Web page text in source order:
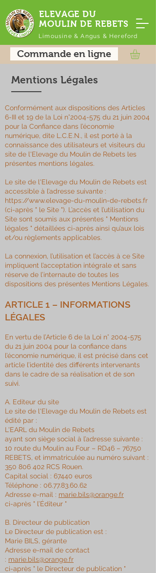
ELEVAGE DU
MOULIN DE REBETS
Limousine & Angus & Hereford
Commande en ligne
Mentions Légales
Conformément aux dispositions des Articles
6-III et 19 de la Loi n°2004-575 du 21 juin 2004
pour la Confiance dans l’économie
numérique, dite L.C.E.N., il est porté à la
connaissance des utilisateurs et visiteurs du
site de l'Elevage du Moulin de Rebets les
présentes mentions légales.
Le site de l'Elevage du Moulin de Rebets est
accessible à l’adresse suivante :
https://www.elevage-du-moulin-de-rebets.fr
(ci-après " le Site "). L’accès et l’utilisation du
Site sont soumis aux présentes " Mentions
légales " détaillées ci-après ainsi qu’aux lois
et/ou règlements applicables.
La connexion, l’utilisation et l’accès à ce Site
impliquent l’acceptation intégrale et sans
réserve de l’internaute de toutes les
dispositions des présentes Mentions Légales.
ARTICLE 1 – INFORMATIONS
LÉGALES
En vertu de l’Article 6 de la Loi n° 2004-575
du 21 juin 2004 pour la confiance dans
l’économie numérique, il est précisé dans cet
article l’identité des différents intervenants
dans le cadre de sa réalisation et de son
suivi.
A. Editeur du site
Le site de l'Elevage du Moulin de Rebets est
édité par :
L'EARL du Moulin de Rebets
ayant son siège social à l’adresse suivante :
10 route du Moulin au Four – RD46 – 76750
REBETS, et immatriculée au numéro suivant :
350 806 402 RCS Rouen.
Capital social : 67440 euros
Téléphone : 06.77.83.60.62
Adresse e-mail : marie.bils@orange.fr
ci-après " l’Éditeur "
B. Directeur de publication
Le Directeur de publication est :
Marie BILS, gérante
Adresse e-mail de contact
: marie.bils@orange.fr
ci-après " le Directeur de publication "